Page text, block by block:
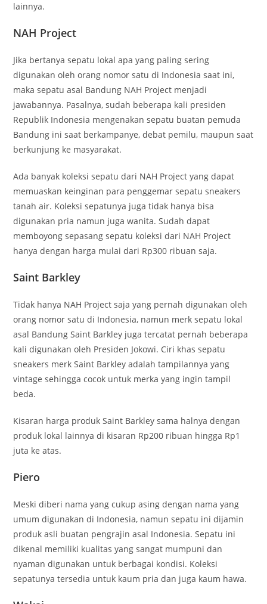
lainnya.
NAH Project
Jika bertanya sepatu lokal apa yang paling sering
digunakan oleh orang nomor satu di Indonesia saat ini,
maka sepatu asal Bandung NAH Project menjadi
jawabannya. Pasalnya, sudah beberapa kali presiden
Republik Indonesia mengenakan sepatu buatan pemuda
Bandung ini saat berkampanye, debat pemilu, maupun saat
berkunjung ke masyarakat.
Ada banyak koleksi sepatu dari NAH Project yang dapat
memuaskan keinginan para penggemar sepatu sneakers
tanah air. Koleksi sepatunya juga tidak hanya bisa
digunakan pria namun juga wanita. Sudah dapat
memboyong sepasang sepatu koleksi dari NAH Project
hanya dengan harga mulai dari Rp300 ribuan saja.
Saint Barkley
Tidak hanya NAH Project saja yang pernah digunakan oleh
orang nomor satu di Indonesia, namun merk sepatu lokal
asal Bandung Saint Barkley juga tercatat pernah beberapa
kali digunakan oleh Presiden Jokowi. Ciri khas sepatu
sneakers merk Saint Barkley adalah tampilannya yang
vintage sehingga cocok untuk merka yang ingin tampil
beda.
Kisaran harga produk Saint Barkley sama halnya dengan
produk lokal lainnya di kisaran Rp200 ribuan hingga Rp1
juta ke atas.
Piero
Meski diberi nama yang cukup asing dengan nama yang
umum digunakan di Indonesia, namun sepatu ini dijamin
produk asli buatan pengrajin asal Indonesia. Sepatu ini
dikenal memiliki kualitas yang sangat mumpuni dan
nyaman digunakan untuk berbagai kondisi. Koleksi
sepatunya tersedia untuk kaum pria dan juga kaum hawa.